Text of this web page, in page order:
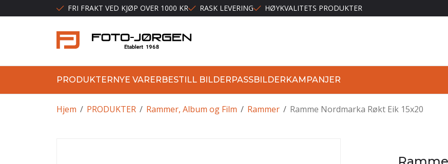
FRI FRAKT VED KJØP OVER 1000 KR RASK LEVERING HØYKVALITETS PRODUKTER
PRODUKTERNYE VARERBESTILL BILDERPASSBILDERKAMPANJER
/
Hjem /
PRODUKTER /
Rammer, Album og Film /
Rammer Ramme Nordmarka Røkt Eik 15x20